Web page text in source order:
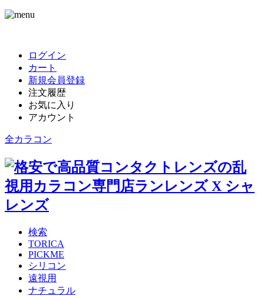
ログイン
カート
新規会員登録
注文履歴
お気に入り
アカウント
全カラコン
検索
TORICA
PICKME
シリコン
遠視用
ナチュラル